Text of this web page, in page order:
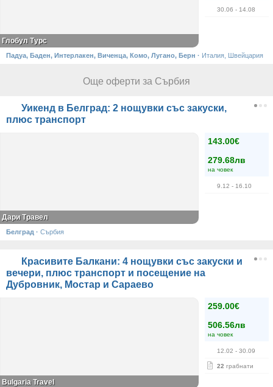
30.06 - 14.08
Глобул Турс
Падуа, Баден, Интерлакен, Виченца, Комо, Лугано, Берн · Италия, Швейцария
Още оферти за Сърбия
Уикенд в Белград: 2 нощувки със закуски,
плюс транспорт
143.00€
279.68лв
на човек
9.12 - 16.10
Дари Травел
Белград · Сърбия
Красивите Балкани: 4 нощувки със закуски и
вечери, плюс транспорт и посещение на
Дубровник, Мостар и Сараево
259.00€
506.56лв
на човек
12.02 - 30.09
22 грабнати
Bulgaria Travel